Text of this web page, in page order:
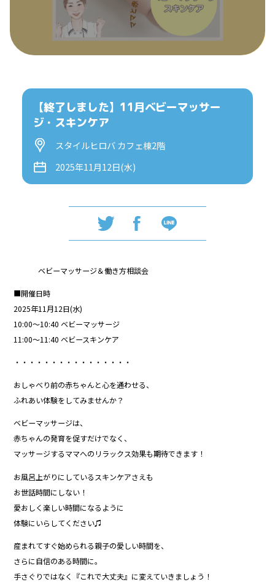
【終了しました】11月ベビーマッサー
ジ・スキンケア
スタイルヒロバ カフェ棟2階
2025年11月12日(水)
ベビーマッサージ＆働き方相談会
■開催日時
2025年11月12日(水)
10:00〜10:40 ベビーマッサージ
11:00〜11:40 ベビースキンケア
・・・・・・・・・・・・・・・・
おしゃべり前の赤ちゃんと心を通わせる、
ふれあい体験をしてみませんか？
ベビーマッサージは、
赤ちゃんの発育を促すだけでなく、
マッサージするママへのリラックス効果も期待できます！
お風呂上がりにしているスキンケアさえも
お世話時間にしない！
愛おしく楽しい時間になるように
体験にいらしてください♫
産まれてすぐ始められる親子の愛しい時間を、
さらに自信のある時間に。
手さぐりではなく『これで大丈夫』に変えていきましょう！